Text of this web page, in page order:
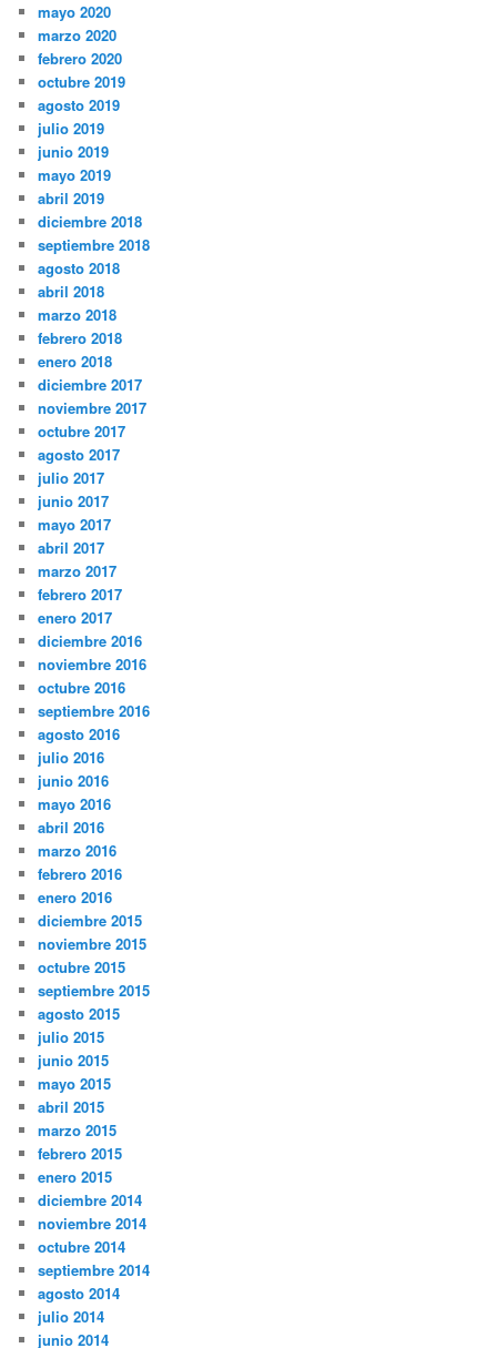
mayo 2020
marzo 2020
febrero 2020
octubre 2019
agosto 2019
julio 2019
junio 2019
mayo 2019
abril 2019
diciembre 2018
septiembre 2018
agosto 2018
abril 2018
marzo 2018
febrero 2018
enero 2018
diciembre 2017
noviembre 2017
octubre 2017
agosto 2017
julio 2017
junio 2017
mayo 2017
abril 2017
marzo 2017
febrero 2017
enero 2017
diciembre 2016
noviembre 2016
octubre 2016
septiembre 2016
agosto 2016
julio 2016
junio 2016
mayo 2016
abril 2016
marzo 2016
febrero 2016
enero 2016
diciembre 2015
noviembre 2015
octubre 2015
septiembre 2015
agosto 2015
julio 2015
junio 2015
mayo 2015
abril 2015
marzo 2015
febrero 2015
enero 2015
diciembre 2014
noviembre 2014
octubre 2014
septiembre 2014
agosto 2014
julio 2014
junio 2014